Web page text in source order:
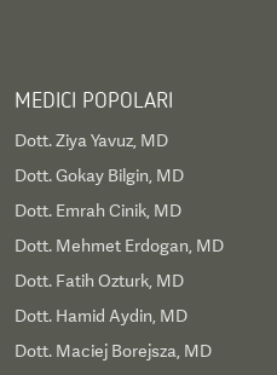
MEDICI POPOLARI
Dott. Ziya Yavuz, MD
Dott. Gokay Bilgin, MD
Dott. Emrah Cinik, MD
Dott. Mehmet Erdogan, MD
Dott. Fatih Ozturk, MD
Dott. Hamid Aydin, MD
Dott. Maciej Borejsza, MD